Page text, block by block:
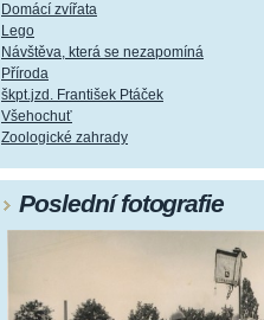
Domácí zvířata
Lego
Návštěva, která se nezapomíná
Příroda
škpt.jzd. František Ptáček
Všehochuť
Zoologické zahrady
Poslední fotografie